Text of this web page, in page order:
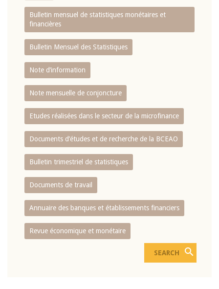
Bulletin mensuel de statistiques monétaires et
financières
Bulletin Mensuel des Statistiques
Note d’information
Note mensuelle de conjoncture
Etudes réalisées dans le secteur de la microfinance
Documents d’études et de recherche de la BCEAO
Bulletin trimestriel de statistiques
Documents de travail
Annuaire des banques et établissements financiers
Revue économique et monétaire